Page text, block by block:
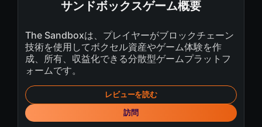
サンドボックスゲーム概要
The Sandboxは、プレイヤーがブロックチェーン
技術を使用してボクセル資産やゲーム体験を作
成、所有、収益化できる分散型ゲームプラットフ
ォームです。
レビューを読む
訪問